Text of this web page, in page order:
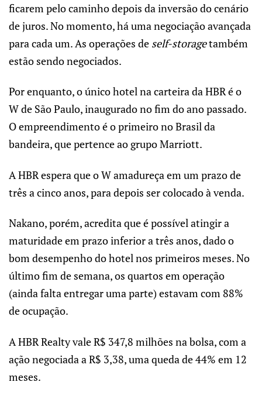
ficarem pelo caminho depois da inversão do cenário
de juros. No momento, há uma negociação avançada
para cada um. As operações de self-storagetambém
estão sendo negociados.
Por enquanto, o único hotel na carteira da HBR é o
W de São Paulo, inaugurado no fim do ano passado.
O empreendimento é o primeiro no Brasil da
bandeira, que pertence ao grupo Marriott.
A HBR espera que o W amadureça em um prazo de
três a cinco anos, para depois ser colocado à venda.
Nakano, porém, acredita que é possível atingir a
maturidade em prazo inferior a três anos, dado o
bom desempenho do hotel nos primeiros meses. No
último fim de semana, os quartos em operação
(ainda falta entregar uma parte) estavam com 88%
de ocupação.
A HBR Realty vale R$ 347,8 milhões na bolsa, com a
ação negociada a R$ 3,38, uma queda de 44% em 12
meses.